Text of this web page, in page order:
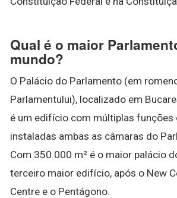
Qual é o maior
mundo?
O Palácio do Parlamento (em
Parlamentului), localizado em
é um edifício com múltiplas funções
instaladas ambas as câmaras do
Com 350.000 m² é o maior palácio
terceiro maior edifício, após o New
Centre e o Pentágono.